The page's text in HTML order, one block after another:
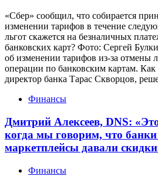
«Сбер» сообщил, что собирается
изменении тарифов в течение
льгот скажется на безналичных
банковских карт? Фото: Сергей
об изменении тарифов из-за отмены
операции по банковским картам.
директор банка Тарас Скворцов,
Финансы
Дмитрий Алексеев, DNS:
когда мы говорим, что банки
маркетплейсы давали
Финансы